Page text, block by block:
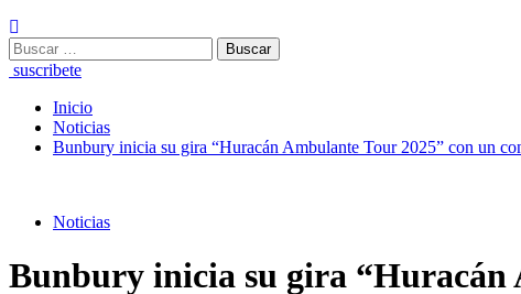
Buscar:
suscribete
Inicio
Noticias
Bunbury inicia su gira “Huracán Ambulante Tour 2025” con un
Noticias
Bunbury inicia su gira “Huracán